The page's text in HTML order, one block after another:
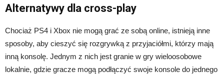
Alternatywy dla cross-play
Chociaż PS4 i Xbox nie mogą grać ze sobą online, istnieją inne
sposoby, aby cieszyć się rozgrywką z przyjaciółmi, którzy mają
inną konsolę. Jednym z nich jest granie w gry wieloosobowe
lokalnie, gdzie gracze mogą podłączyć swoje konsole do jednego